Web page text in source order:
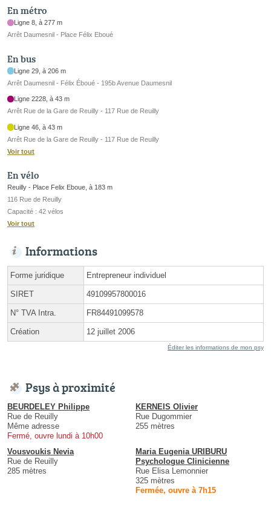
En métro
Ligne 8, à 277 m
Arrêt Daumesnil - Place Félix Eboué
En bus
Ligne 29, à 206 m
Arrêt Daumesnil - Félix Éboué - 195b Avenue Daumesnil
Ligne 2228, à 43 m
Arrêt Rue de la Gare de Reuilly - 117 Rue de Reuilly
Ligne 46, à 43 m
Arrêt Rue de la Gare de Reuilly - 117 Rue de Reuilly
Voir tout
En vélo
Reuilly - Place Felix Eboue, à 183 m
116 Rue de Reuilly
Capacité : 42 vélos
Voir tout
Informations
Forme juridique Entrepreneur individuel
SIRET 49109957800016
N° TVA Intra. FR84491099578
Création 12 juillet 2006
Éditer les informations de mon psy
Psys à proximité
BEURDELEY Philippe
Rue de Reuilly
Même adresse
Fermé, ouvre lundi à 10h00
KERNEIS Olivier
Rue Dugommier
255 mètres
Vousvoukis Nevia
Rue de Reuilly
285 mètres
Maria Eugenia URIBURU
Psychologue Clinicienne
Rue Elisa Lemonnier
325 mètres
Fermée, ouvre à 7h15